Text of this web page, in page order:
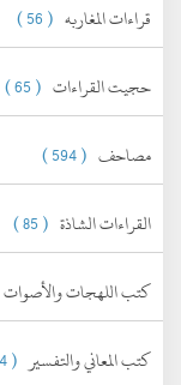
قراءات المغاربه ( 56 )
حجيت القراءات ( 65 )
مصاحف ( 594 )
القراءات الشاذة ( 85 )
كتب اللهجات والأصوات
كتب المعاني والتفسير ( 94 )